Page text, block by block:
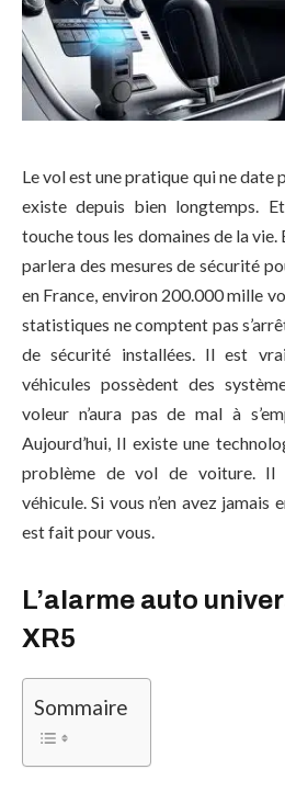
Le vol est une pratique qui ne date
existe depuis bien longtemps.
touche tous les domaines de la vie.
parlera des mesures de sécurité
en France, environ 200.000 mille
statistiques ne comptent pas
de sécurité installées. Il est
véhicules possèdent des
voleur n’aura pas de mal à
Aujourd’hui, Il existe une
problème de vol de voiture. Il
véhicule. Si vous n’en avez
est fait pour vous.
L’alarme auto
XR5
Sommaire